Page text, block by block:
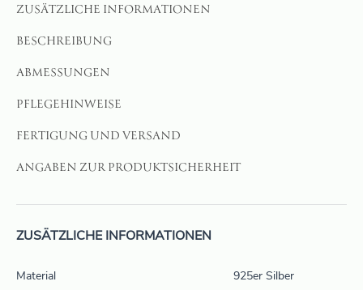
ZUSÄTZLICHE INFORMATIONEN
BESCHREIBUNG
ABMESSUNGEN
PFLEGEHINWEISE
FERTIGUNG UND VERSAND
ANGABEN ZUR PRODUKTSICHERHEIT
ZUSÄTZLICHE INFORMATIONEN
Material 925er Silber